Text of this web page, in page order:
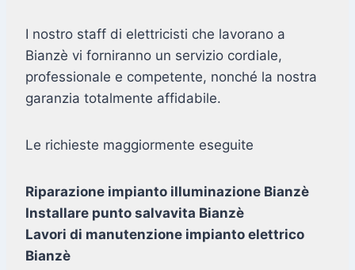
I nostro staff di elettricisti che lavorano a
Bianzè vi forniranno un servizio cordiale,
professionale e competente, nonché la nostra
garanzia totalmente affidabile.
Le richieste maggiormente eseguite
Riparazione impianto illuminazione Bianzè
Installare punto salvavita Bianzè
Lavori di manutenzione impianto elettrico
Bianzè